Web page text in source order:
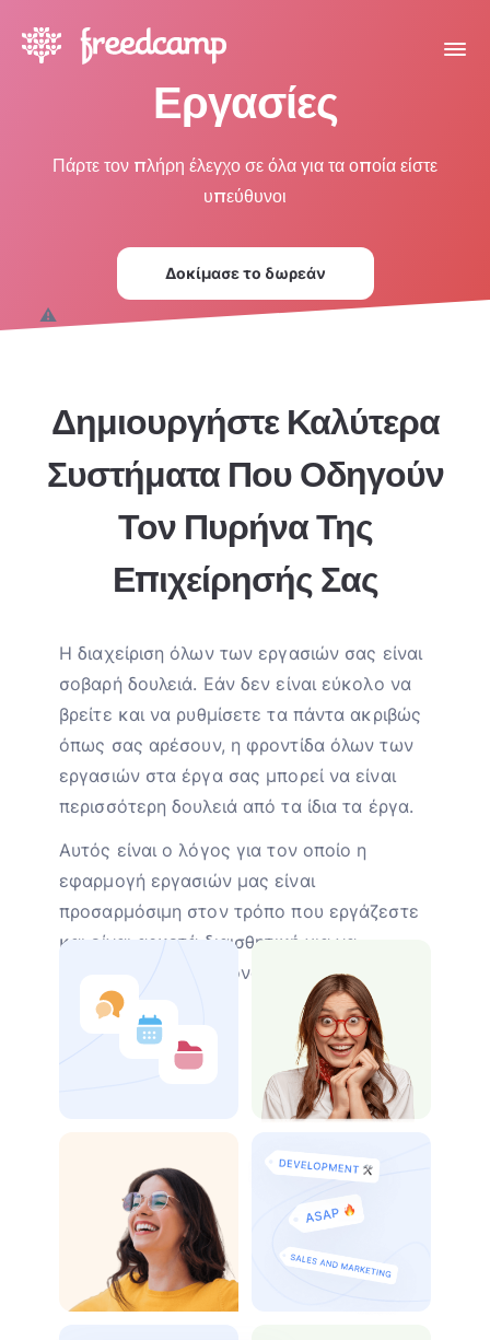
Εργασίες
Πάρτε τον πλήρη έλεγχο σε όλα για τα οποία είστε
υπεύθυνοι
Δοκίμασε το δωρεάν
Δημιουργήστε Καλύτερα
Συστήματα Που Οδηγούν
Τον Πυρήνα Της
Επιχείρησής Σας
Η διαχείριση όλων των εργασιών σας είναι
σοβαρή δουλειά. Εάν δεν είναι εύκολο να
βρείτε και να ρυθμίσετε τα πάντα ακριβώς
όπως σας αρέσουν, η φροντίδα όλων των
εργασιών στα έργα σας μπορεί να είναι
περισσότερη δουλειά από τα ίδια τα έργα.
Αυτός είναι ο λόγος για τον οποίο η
εφαρμογή εργασιών μας είναι
προσαρμόσιμη στον τρόπο που εργάζεστε
και είναι αρκετά διαισθητική για να
κυριαρχήσετε σε χρόνο μηδέν.